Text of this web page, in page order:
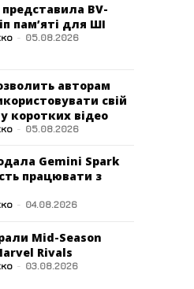
BV-
пам’яті для ШІ
- 05.08.2026
авторам
свій
коротких відео
- 05.08.2026
Gemini Spark
працювати з
- 04.08.2026
Mid-Season
Rivals
- 03.08.2026